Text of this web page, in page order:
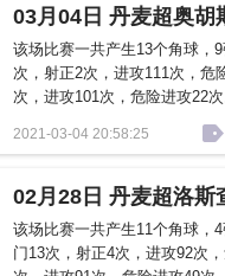
03月04日 丹麦超奥胡
该场比赛一共产生13个角球，
次，射正2次，进攻111次，危
次，进攻101次，危险进攻22
2021-03-04 20:58:25
02月28日 丹麦超洛斯
该场比赛一共产生11个角球，
门13次，射正4次，进攻92次